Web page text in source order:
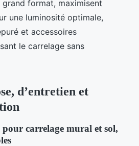
grand format, maximisent
une luminosité optimale,
et accessoires
le carrelage sans
d’entretien et
pour carrelage mural et sol,